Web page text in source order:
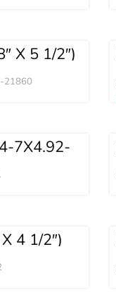
X 5 1/2″)
21860
7X4.92-
4 1/2″)